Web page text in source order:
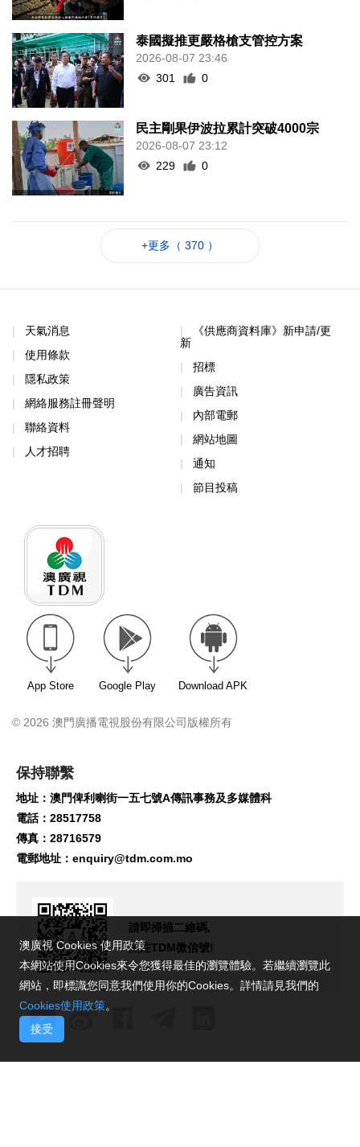
泰國擬推更嚴格槍支管控方案
2026-08-07 23:46
301
0
民主剛果伊波拉累計突破4000宗
2026-08-07 23:12
229
0
+更多（ 370 ）
天氣消息
使用條款
隱私政策
網絡服務註冊聲明
聯絡資料
人才招聘
《供應商資料庫》新申請/更
新
招標
廣告資訊
內部電郵
網站地圖
通知
節目投稿
App Store Google Play Download APK
© 2026 澳門廣播電視股份有限公司版權所有
保持聯繫
地址：澳門俾利喇街一五七號A傳訊事務及多媒體科
電話：28517758
傳真：28716579
電郵地址： enquiry@tdm.com.mo
請即掃描二維碼,
關注TDM微信號!
澳廣視 Cookies 使用政策
本網站使用Cookies來令您獲得最佳的瀏覽體驗。若繼續瀏覽此
網站，即標識您同意我們使用你的Cookies。詳情請見我們的
Cookies使用政策。
接受